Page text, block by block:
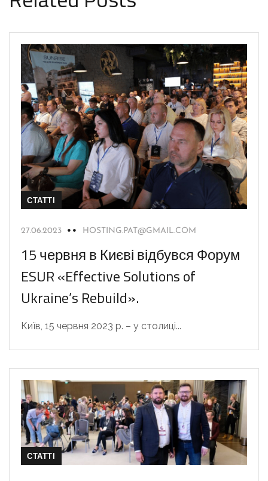
СТАТТІ
27.06.2023 HOSTING.PAT@GMAIL.COM
15 червня в Києві відбувся Форум
ESUR «Effective Solutions of
Ukraine’s Rebuild».
Київ, 15 червня 2023 р. – у столиці...
СТАТТІ